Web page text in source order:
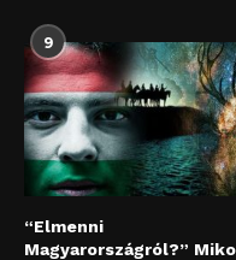
9
“Elmenni
Magyarországról?”